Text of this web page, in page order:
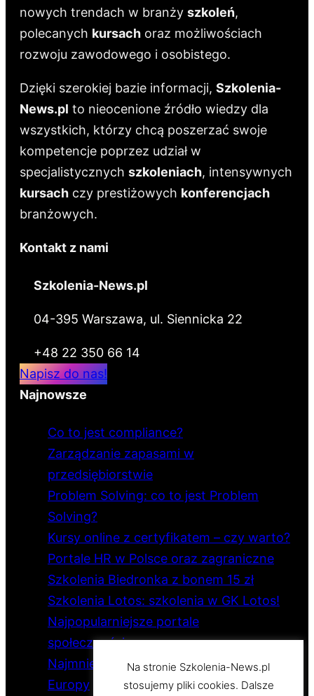
nowych trendach w branży szkoleń,
polecanych kursach oraz możliwościach
rozwoju zawodowego i osobistego.
Dzięki szerokiej bazie informacji, Szkolenia-
News.pl to nieocenione źródło wiedzy dla
wszystkich, którzy chcą poszerzać swoje
kompetencje poprzez udział w
specjalistycznych szkoleniach, intensywnych
kursach czy prestiżowych konferencjach
branżowych.
Kontakt z nami
Szkolenia-News.pl
04-395 Warszawa, ul. Siennicka 22
+48 22 350 66 14
Napisz do nas!
Najnowsze
Co to jest compliance?
Zarządzanie zapasami w
przedsiębiorstwie
Problem Solving: co to jest Problem
Solving?
Kursy online z certyfikatem – czy warto?
Portale HR w Polsce oraz zagraniczne
Szkolenia Biedronka z bonem 15 zł
Szkolenia Lotos: szkolenia w GK Lotos!
Najpopularniejsze portale
społecznościowe
Najmniejsze i największe państwo
Europy
Na stronie Szkolenia-News.pl
stosujemy pliki cookies. Dalsze